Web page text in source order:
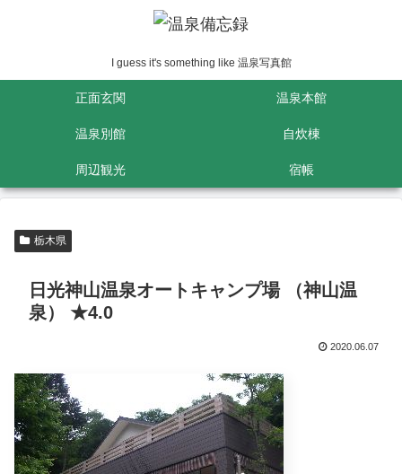
I guess it's something like 温泉写真館
正面玄関 温泉本館
温泉別館 自炊棟
周辺観光 宿帳
栃木県
日光神山温泉オートキャンプ場 （神山温
泉） ★4.0
2020.06.07